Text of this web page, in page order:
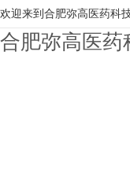
欢迎来到合肥弥高医药科
合肥弥高医药